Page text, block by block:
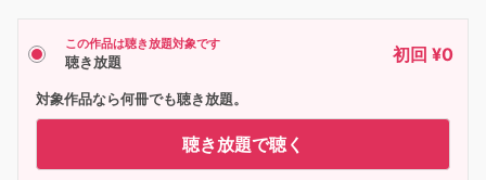
この作品は聴き放題対象です
聴き放題 初回 ¥0
対象作品なら何冊でも聴き放題。
聴き放題で聴く